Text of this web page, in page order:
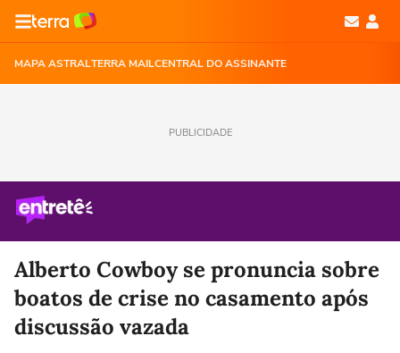
MAPA ASTRALTERRA MAILCENTRAL DO ASSINANTE
PUBLICIDADE
Alberto Cowboy se pronuncia sobre
boatos de crise no casamento após
discussão vazada